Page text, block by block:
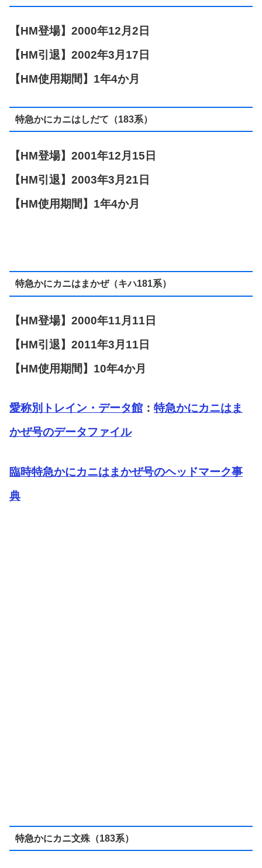
【HM登場】2000年12月2日
【HM引退】2002年3月17日
【HM使用期間】1年4か月
特急かにカニはしだて（183系）
【HM登場】2001年12月15日
【HM引退】2003年3月21日
【HM使用期間】1年4か月
特急かにカニはまかぜ（キハ181系）
【HM登場】2000年11月11日
【HM引退】2011年3月11日
【HM使用期間】10年4か月
愛称別トレイン・データ館 ： 特急かにカニはま
かぜ号のデータファイル
臨時特急かにカニはまかぜ号のヘッドマーク事
典
特急かにカニ文殊（183系）